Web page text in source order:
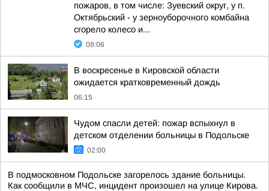
пожаров, в том числе: Зуевский округ, у п.
Октябрьский - у зерноуборочного комбайна
сгорело колесо и...
08:06
В воскресенье в Кировской области
ожидается кратковременный дождь
06:15
Чудом спасли детей: пожар вспыхнул в
детском отделении больницы в Подольске
02:00
В подмосковном Подольске загорелось здание больницы.
Как сообщили в МЧС, инцидент произошел на улице Кирова.